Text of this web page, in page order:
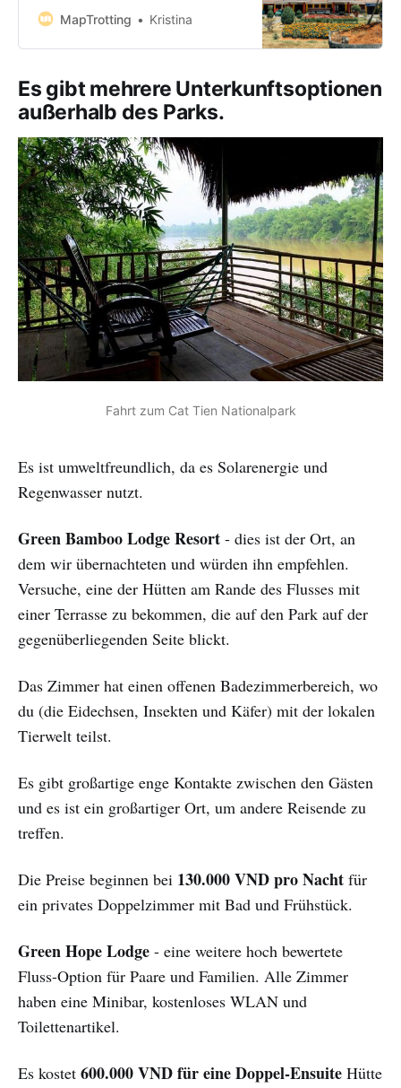
heat of Vietnam’s lowland coastline,
‘City of Eternal Spring,’ Dalat is a
locals and
MapTrotting Kristina
Es gibt mehrere Unterkunftsoptionen
außerhalb des Parks.
Fahrt zum Cat Tien Nationalpark
Es ist umweltfreundlich, da es Solarenergie und
Regenwasser nutzt.
Green Bamboo Lodge Resort - dies ist der Ort, an
dem wir übernachteten und würden ihn empfehlen.
Versuche, eine der Hütten am Rande des Flusses mit
einer Terrasse zu bekommen, die auf den Park auf der
gegenüberliegenden Seite blickt.
Das Zimmer hat einen offenen Badezimmerbereich, wo
du (die Eidechsen, Insekten und Käfer) mit der lokalen
Tierwelt teilst.
Es gibt großartige enge Kontakte zwischen den Gästen
und es ist ein großartiger Ort, um andere Reisende zu
treffen.
Die Preise beginnen bei 130.000 VND pro Nacht für
ein privates Doppelzimmer mit Bad und Frühstück.
Green Hope Lodge - eine weitere hoch bewertete
Fluss-Option für Paare und Familien. Alle Zimmer
haben eine Minibar, kostenloses WLAN und
Toilettenartikel.
Es kostet 600.000 VND für eine Doppel-Ensuite Hütte